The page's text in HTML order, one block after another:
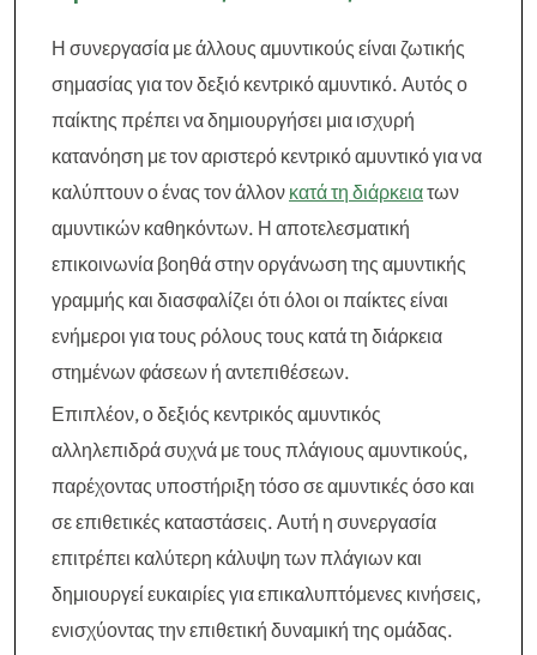
Η συνεργασία με άλλους αμυντικούς είναι ζωτικής
σημασίας για τον δεξιό κεντρικό αμυντικό. Αυτός ο
παίκτης πρέπει να δημιουργήσει μια ισχυρή
κατανόηση με τον αριστερό κεντρικό αμυντικό για να
καλύπτουν ο ένας τον άλλον κατά τη διάρκειατων
αμυντικών καθηκόντων. Η αποτελεσματική
επικοινωνία βοηθά στην οργάνωση της αμυντικής
γραμμής και διασφαλίζει ότι όλοι οι παίκτες είναι
ενήμεροι για τους ρόλους τους κατά τη διάρκεια
στημένων φάσεων ή αντεπιθέσεων.
Επιπλέον, ο δεξιός κεντρικός αμυντικός
αλληλεπιδρά συχνά με τους πλάγιους αμυντικούς,
παρέχοντας υποστήριξη τόσο σε αμυντικές όσο και
σε επιθετικές καταστάσεις. Αυτή η συνεργασία
επιτρέπει καλύτερη κάλυψη των πλάγιων και
δημιουργεί ευκαιρίες για επικαλυπτόμενες κινήσεις,
ενισχύοντας την επιθετική δυναμική της ομάδας.